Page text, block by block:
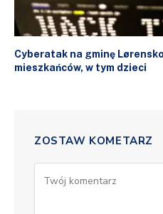
Cyberatak na gminę
mieszkańców, w tym dzieci
ZOSTAW KOMETARZ